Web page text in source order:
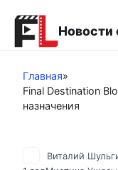
контенту
Новости
Главная»
Final Destination
назначения
Виталий